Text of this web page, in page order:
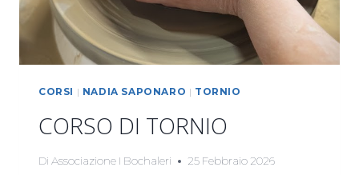
CORSI | NADIA SAPONARO | TORNIO
CORSO DI TORNIO
Di Associazione I Bochaleri 25 Febbraio 2026